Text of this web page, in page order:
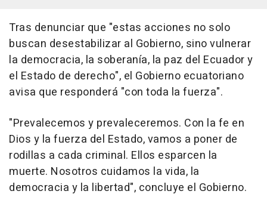
Tras denunciar que "estas acciones no solo
buscan desestabilizar al Gobierno, sino vulnerar
la democracia, la soberanía, la paz del Ecuador y
el Estado de derecho", el Gobierno ecuatoriano
avisa que responderá "con toda la fuerza".
"Prevalecemos y prevaleceremos. Con la fe en
Dios y la fuerza del Estado, vamos a poner de
rodillas a cada criminal. Ellos esparcen la
muerte. Nosotros cuidamos la vida, la
democracia y la libertad", concluye el Gobierno.